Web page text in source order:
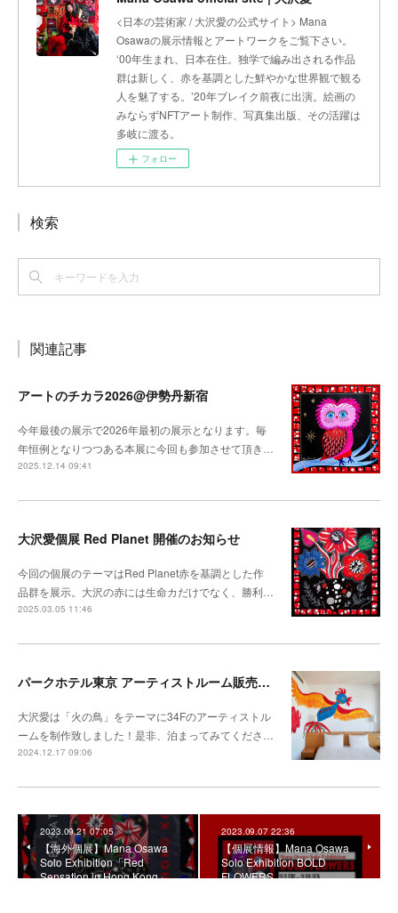
<日本の芸術家 / 大沢愛の公式サイト> Mana
Osawaの展示情報とアートワークをご覧下さい。
‘00年生まれ、日本在住。独学で編み出される作品
群は新しく、赤を基調とした鮮やかな世界観で観る
人を魅了する。’20年ブレイク前夜に出演。絵画の
みならずNFTアート制作、写真集出版、その活躍は
多岐に渡る。
フォロー
検索
関連記事
アートのチカラ2026@伊勢丹新宿
今年最後の展示で2026年最初の展示となります。毎
年恒例となりつつある本展に今回も参加させて頂き…
2025.12.14 09:41
大沢愛個展 Red Planet 開催のお知らせ
今回の個展のテーマはRed Planet赤を基調とした作
品群を展示。大沢の赤には生命カだけでなく、勝利…
2025.03.05 11:46
パークホテル東京 アーティストルーム販売開始
大沢愛は「火の鳥」をテーマに34Fのアーティストル
ームを制作致しました！是非、泊まってみてくださ…
2024.12.17 09:06
2023.09.21 07:05
【海外個展】Mana Osawa
Solo Exhibition「Red
Sensation in Hong Kong」
2023.09.07 22:36
【個展情報】Mana Osawa
Solo Exhibition BOLD
FLOWERS